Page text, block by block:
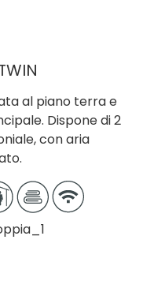
al piano terra e
Dispone di 2
con aria